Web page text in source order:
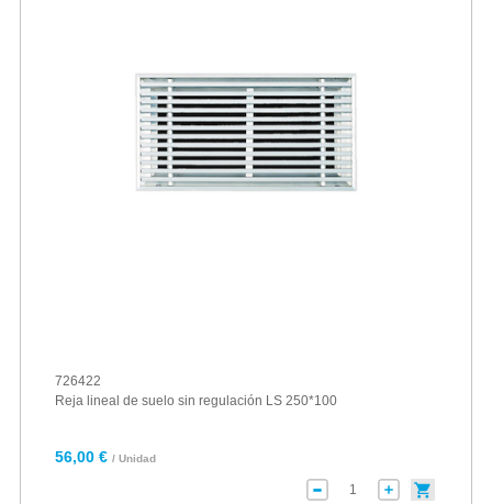
726422
Reja lineal de suelo sin regulación LS 250*100
56,00 € / Unidad